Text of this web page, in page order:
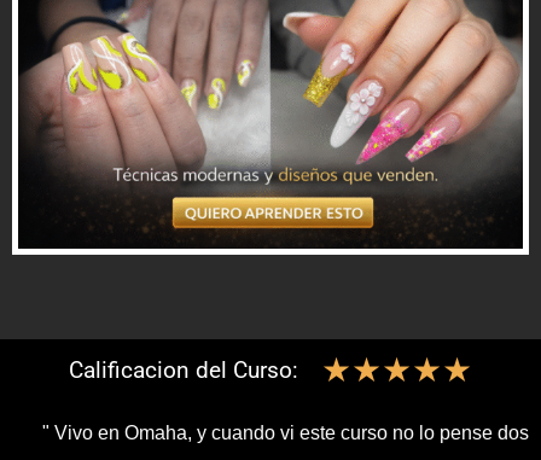
Calificacion del Curso: ☆☆☆☆☆
" Vivo en Omaha, y cuando vi este curso no lo pense dos